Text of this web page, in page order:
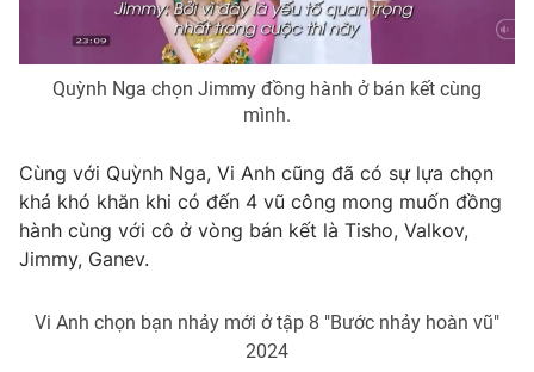
Tư vấn
Podcast
Photo Infographic
Video
VTV Money VTV Thể thao
Quỳnh Nga chọn Jimmy đồng hành ở bán kết cùng
mình.
Cùng với Quỳnh Nga, Vi Anh cũng đã có sự lựa chọn
khá khó khăn khi có đến 4 vũ công mong muốn đồng
hành cùng với cô ở vòng bán kết là Tisho, Valkov,
Jimmy, Ganev.
Vi Anh chọn bạn nhảy mới ở tập 8 "Bước nhảy hoàn vũ"
2024